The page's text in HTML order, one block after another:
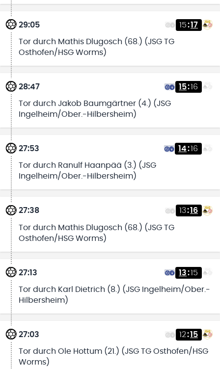
29:05 15:17
Tor durch Mathis Dlugosch (68.) (JSG TG
Osthofen/HSG Worms)
28:47 15:16
Tor durch Jakob Baumgärtner (4.) (JSG
Ingelheim/Ober.-Hilbersheim)
27:53 14:16
Tor durch Ranulf Haanpää (3.) (JSG
Ingelheim/Ober.-Hilbersheim)
27:38 13:16
Tor durch Mathis Dlugosch (68.) (JSG TG
Osthofen/HSG Worms)
27:13 13:15
Tor durch Karl Dietrich (8.) (JSG Ingelheim/Ober.-
Hilbersheim)
27:03 12:15
Tor durch Ole Hottum (21.) (JSG TG Osthofen/HSG
Worms)